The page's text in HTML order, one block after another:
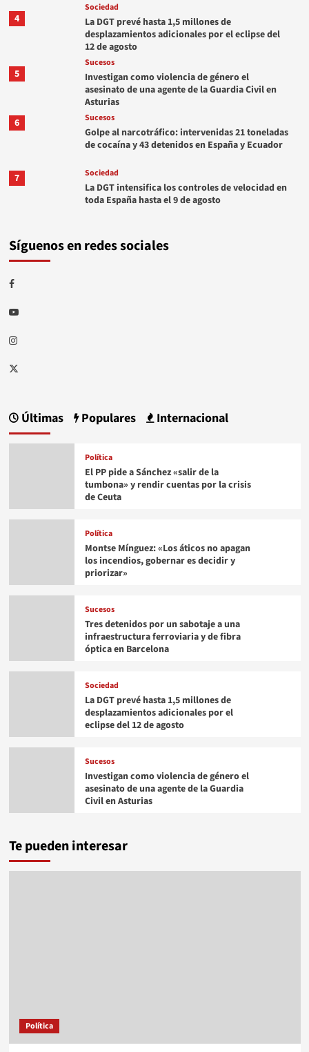
4
Sociedad
La DGT prevé hasta 1,5 millones de
desplazamientos adicionales por el eclipse del
12 de agosto
5
Sucesos
Investigan como violencia de género el
asesinato de una agente de la Guardia Civil en
Asturias
6
Sucesos
Golpe al narcotráfico: intervenidas 21 toneladas
de cocaína y 43 detenidos en España y Ecuador
7 Sociedad
La DGT intensifica los controles de velocidad en
toda España hasta el 9 de agosto
Síguenos en redes sociales
Facebook
Youtube
Instagram
Twitter
Últimas Populares Internacional
Política
El PP pide a Sánchez «salir de la
tumbona» y rendir cuentas por la crisis
de Ceuta
Política
Montse Mínguez: «Los áticos no apagan
los incendios, gobernar es decidir y
priorizar»
Sucesos
Tres detenidos por un sabotaje a una
infraestructura ferroviaria y de fibra
óptica en Barcelona
Sociedad
La DGT prevé hasta 1,5 millones de
desplazamientos adicionales por el
eclipse del 12 de agosto
Sucesos
Investigan como violencia de género el
asesinato de una agente de la Guardia
Civil en Asturias
Te pueden interesar
Política